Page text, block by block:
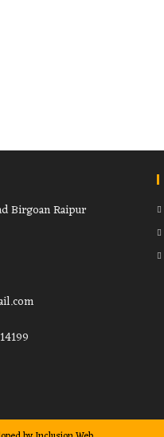
Birgoan Raipur